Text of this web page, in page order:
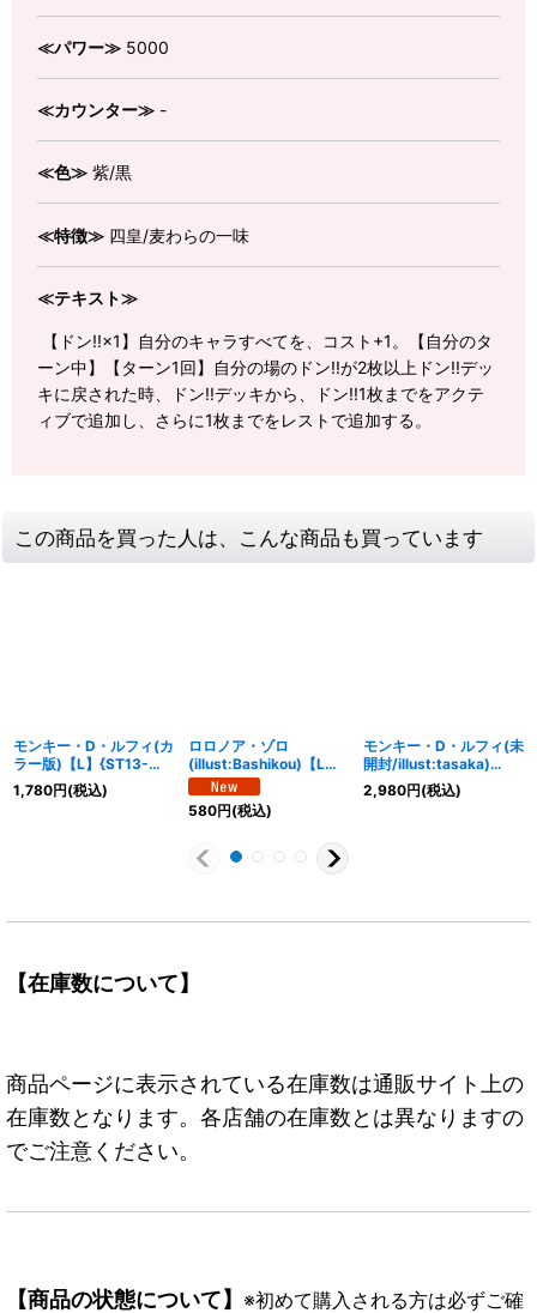
≪パワー≫ 5000
≪カウンター≫ -
≪色≫ 紫/黒
≪特徴≫ 四皇/麦わらの一味
≪テキスト≫
【ドン!!×1】自分のキャラすべてを、コスト+1。【自分のタ
ーン中】【ターン1回】自分の場のドン!!が2枚以上ドン!!デッ
キに戻された時、ドン!!デッキから、ドン!!1枚までをアクテ
ィブで追加し、さらに1枚までをレストで追加する。
この商品を買った人は、こんな商品も買っています
モンキー・D・ルフィ(カ
ラー版)【L】{ST13-
003}
1,780円(税込)
ロロノア・ゾロ
(illust:Bashikou)【L】
{OP12-020}
580円(税込)
モンキー・D・ルフィ(未
開封/illust:tasaka)
【P】{P-041}
2,980円(税込)
【在庫数について】
商品ページに表示されている在庫数は通販サイト上の
在庫数となります。各店舗の在庫数とは異なりますの
でご注意ください。
【商品の状態について】 ※初めて購入される方は必ずご確